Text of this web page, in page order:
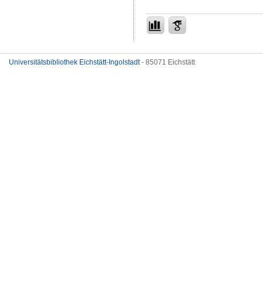
Universitätsbibliothek Eichstätt-Ingolstadt- 85071 Eichstätt